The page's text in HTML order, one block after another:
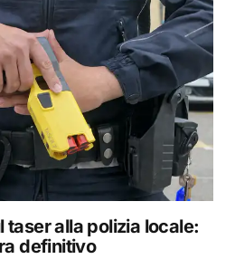
taser alla polizia locale:
definitivo